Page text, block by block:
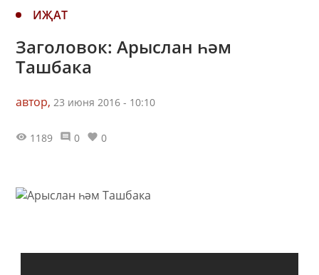
ИҖАТ
Заголовок: Арыслан һәм
Ташбака
автор, 23 июня 2016 - 10:10
1189 0 0